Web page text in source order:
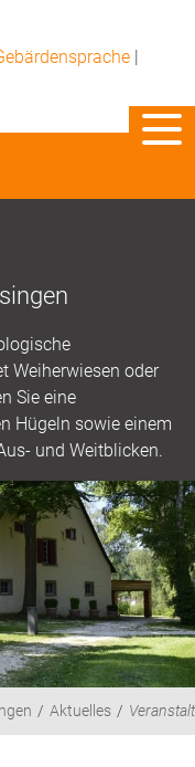
|
Weiherwiesen oder
Sie eine
Hügeln sowie einem
und Weitblicken.
Aktuelles